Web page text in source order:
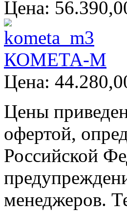
Цена:
КОМЕТА-М
Цена:
Цены
офертой,
Российской
менеджеров.